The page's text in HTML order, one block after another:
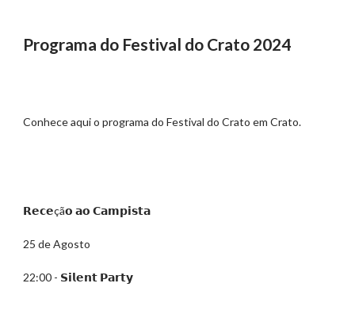
Programa do Festival do Crato 2024
Conhece aqui o programa do Festival do Crato em Crato.
𝗥𝗲𝗰𝗲çã𝗼 𝗮𝗼 𝗖𝗮𝗺𝗽𝗶𝘀𝘁𝗮
25 de Agosto
22:00 - 𝗦𝗶𝗹𝗲𝗻𝘁 𝗣𝗮𝗿𝘁𝘆